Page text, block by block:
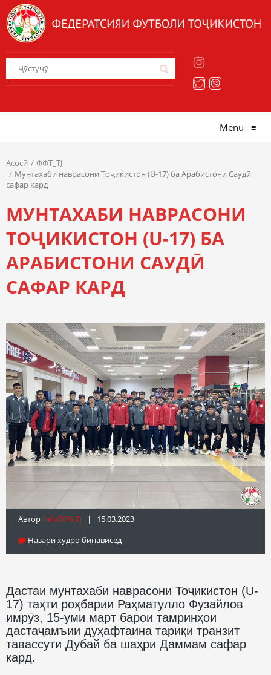
Menu ≡
Асосӣ
ФФТ_TJ
Мунтахаби наврасони Тоҷикистон (U-17) ба Арабистони Саудӣ
сафар кард
МУНТАХАБИ НАВРАСОНИ
ТОҶИКИСТОН (U-17) БА
АРАБИСТОНИ САУДӢ
САФАР КАРД
Автор Info@fft.tj | 15.03.2023
Назари худро бинависед
Дастаи мунтахаби наврасони Тоҷикистон (U-
17) таҳти роҳбарии Раҳматулло Фузайлов
имрӯз, 15-уми март барои тамринҳои
дастаҷамъии дуҳафтаина тариқи транзит
тавассути Дубай ба шаҳри Даммам сафар
кард.